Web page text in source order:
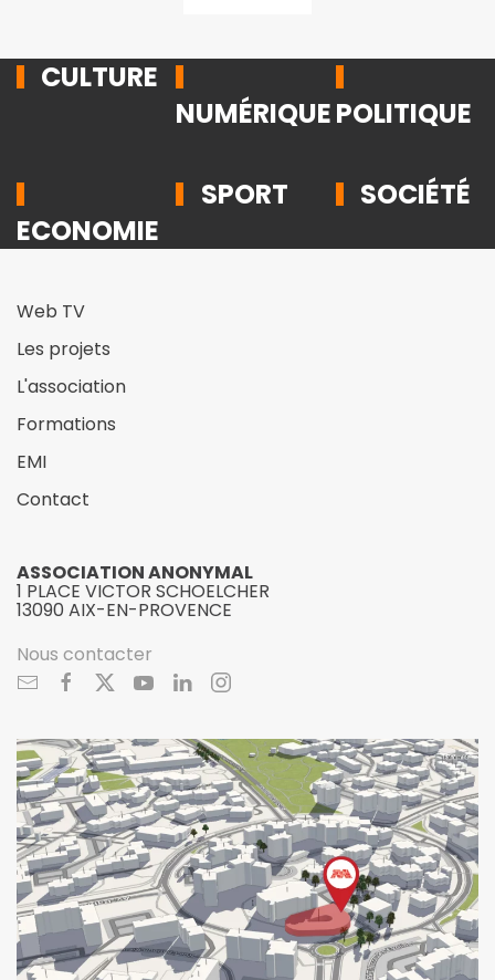
CULTURE
NUMÉRIQUEPOLITIQUE
ECONOMIE
SPORT SOCIÉTÉ
Web TV
Les projets
L'association
Formations
EMI
Contact
ASSOCIATION ANONYMAL
1 PLACE VICTOR SCHOELCHER
13090 AIX-EN-PROVENCE
Nous contacter